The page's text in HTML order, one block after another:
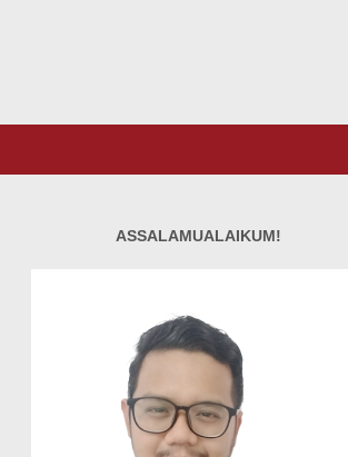
ASSALAMUALAIKUM!